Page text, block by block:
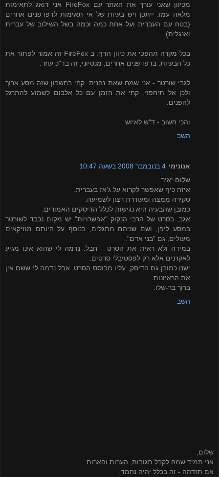
מכיוון שאני עורך את האתר עם FireFox אני דואג לתאימות
מלאה עמו. ייתכן ויש בעיות של אי תאימות לדפדפנים אחרים
(בטח עם העברית ועל אחת כמה וכמה בשל השילוב של עברית
ואנגלית).
בכל מקרה תהפכי את כיוון הדף. ב FireFox זה אמור לפתור את
כל הבעיות. בדפדפנים אחרים, מנסיוני, זה בד"כ עוזר.
לגבי שורטר - אני שמח שאת נהנית. קחי בחשבון שזה מסע ארוך
ולכן אל תיחפזי. קחי את הזמן עם כל אלבום לשמוע להתרגל
להפנים.
והכי חשוב - ד"ש לאיוש.
השב
אנונימי 4 בנובמבר 2008 בשעה 10:47
שלום יאיר.
איזה כיף שאפשר לקרוא על ג'אז בעברית.
סקירה ממצה ומעוררת רצון לשמיעה.
כמובן שהבעיה היא נגישות לכלל הדיסקים האמורים.
אגב, בסרט של הרבי הנקוק "אפשרויות" יש מקום נכבד לשורטר
במסע ליפן, ושם שניהם מתגלים, בנוסף על היותם מוזיקאים
מעולים, גם "בני אדם".
במידה ולא ראית את הסרט - חבל. נדמה לי שהוא אינו מגיע
לאקרנים אלא רק לפסטיבלי סרטים.
ישנו כמובן גם הדיסק, עליו מבוסס הסרט, אבל נדמה לי ששם אין
את הראיונות.
ברוך בר-שלו.
השב
שלום,
אני תמיד שמח לקבל תגובות, הערות והארות.
אם תזדהה - זה בכלל יהיה נחמד.